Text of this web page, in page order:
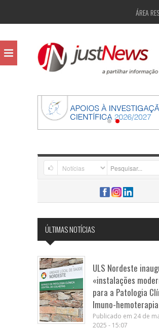
ÁREA
ÚLTIMAS NOTÍCIAS
ULS Nordeste
«instalações
para a Patologia
Imuno-hemoterapia
Publicado em 24 de
2025 - 15:07